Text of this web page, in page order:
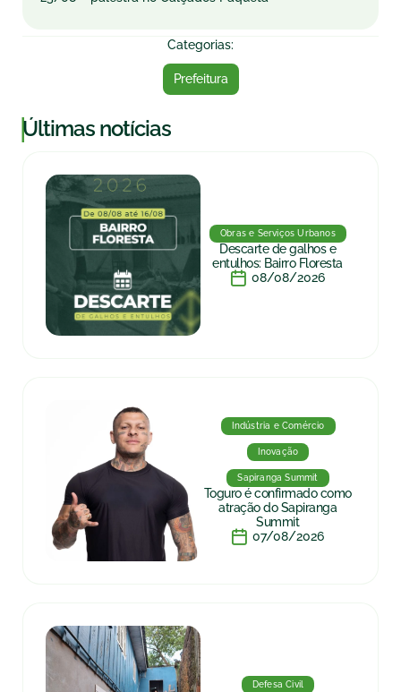
Categorias:
Prefeitura
|Últimas notícias
Obras e Serviços Urbanos
Descarte de galhos e
entulhos: Bairro Floresta
08/08/2026
Indústria e Comércio
Inovação
Sapiranga Summit
Toguro é confirmado como
atração do Sapiranga
Summit
07/08/2026
Defesa Civil